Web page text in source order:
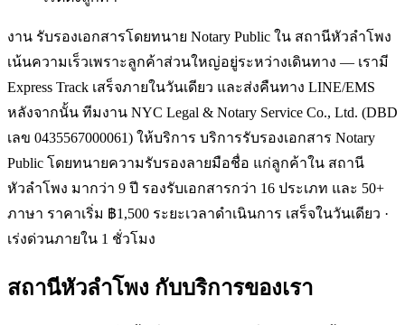
งาน รับรองเอกสารโดยทนาย Notary Public ใน สถานีหัวลำโพง
เน้นความเร็วเพราะลูกค้าส่วนใหญ่อยู่ระหว่างเดินทาง — เรามี
Express Track เสร็จภายในวันเดียว และส่งคืนทาง LINE/EMS
หลังจากนั้น ทีมงาน NYC Legal & Notary Service Co., Ltd. (DBD
เลข 0435567000061) ให้บริการ บริการรับรองเอกสาร Notary
Public โดยทนายความรับรองลายมือชื่อ แก่ลูกค้าใน สถานี
หัวลำโพง มากว่า 9 ปี รองรับเอกสารกว่า 16 ประเภท และ 50+
ภาษา ราคาเริ่ม ฿1,500 ระยะเวลาดำเนินการ เสร็จในวันเดียว ·
เร่งด่วนภายใน 1 ชั่วโมง
สถานีหัวลำโพง กับบริการของเรา